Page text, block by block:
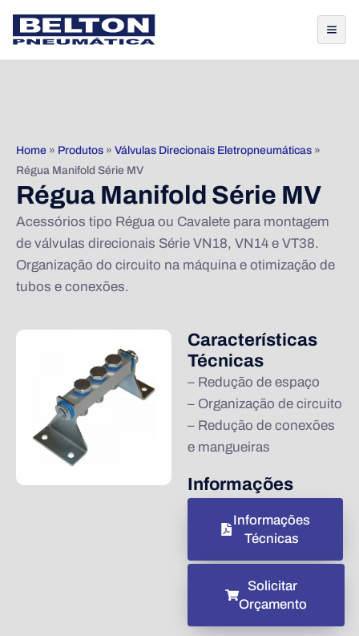
Home » Produtos » Válvulas Direcionais Eletropneumáticas »
Régua Manifold Série MV
Régua Manifold Série MV
Acessórios tipo Régua ou Cavalete para montagem
de válvulas direcionais Série VN18, VN14 e VT38.
Organização do circuito na máquina e otimização de
tubos e conexões.
Características
Técnicas
– Redução de espaço
– Organização de circuito
– Redução de conexões
e mangueiras
Informações
Informações
Técnicas
Solicitar
Orçamento